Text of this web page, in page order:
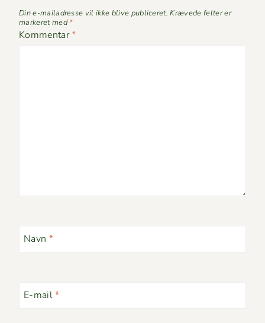
Din e-mailadresse vil ikke blive publiceret. Krævede felter er
markeret med*
Kommentar*
Navn *
E-mail*